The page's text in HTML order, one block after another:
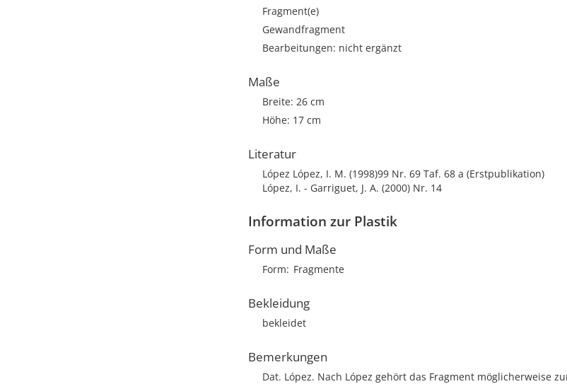
Fragment(e)
Gewandfragment
Bearbeitungen: nicht ergänzt
Maße
Breite: 26 cm
Höhe: 17 cm
Literatur
López López, I. M. (1998)99 Nr. 69 Taf. 68 a (Erstpublikation)
López, I. - Garriguet, J. A. (2000) Nr. 14
Information zur Plastik
Form und Maße
Form Fragmente
Bekleidung
bekleidet
Bemerkungen
Dat. López. Nach López gehört das Fragment möglicherweise